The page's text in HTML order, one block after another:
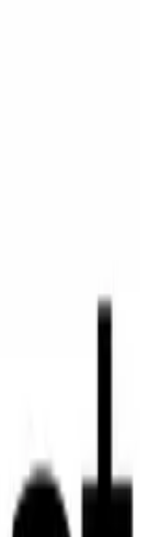
量出入口。在印
（型号、验
或联系我
质量管理
等定制入口方